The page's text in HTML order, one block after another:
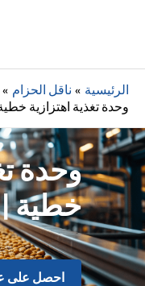
الرئيسية
ناقل الحزام
وحدة تغذية اهتزازية
وحدة
خطية |
احصل على